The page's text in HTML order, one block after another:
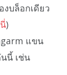
งบล็อกเดียว
)
แขน
นี้ เช่น